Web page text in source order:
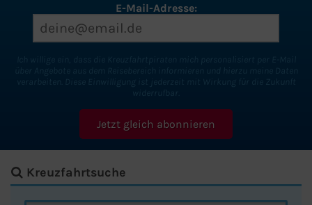
E-Mail-Adresse:
Kreuzfahrtsuche